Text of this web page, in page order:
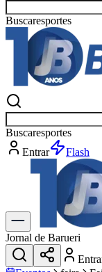
Buscares
Buscaresp
Entrar
Flash
Jornal de Barueri